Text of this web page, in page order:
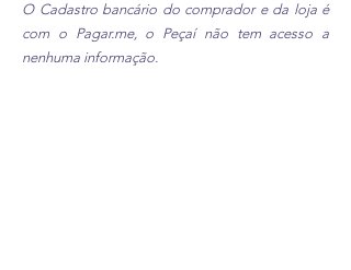
O Cadastro bancário do comprador e da loja é
com o Pagar.me, o Peçaí não tem acesso a
nenhuma informação.